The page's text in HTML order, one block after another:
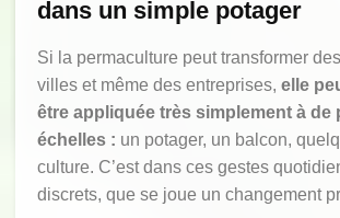
dans un simple potager
Si la permaculture peut transformer
villes et même des entreprises, elle
être appliquée très simplement à de
échelles : un potager, un balcon,
culture. C’est dans ces gestes
discrets, que se joue un changement